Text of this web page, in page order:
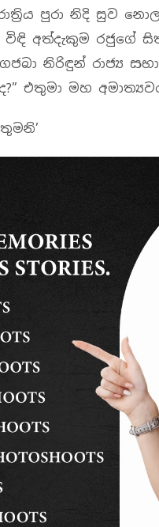
පුරා නිදි සුව
විඳි අත්දැකුම රජුගේ
නිරිඳුන් රාජ්‍ය
එතුමා මහ